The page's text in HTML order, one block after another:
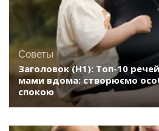
Советы
Заголовок (H1): Топ-10
мами вдома: створюємо
спокою